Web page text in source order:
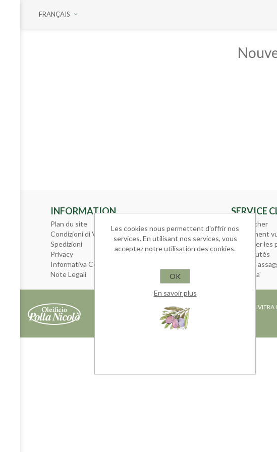
FRANÇAIS
INFORMATION
Plan du site
Condizioni di Vendita
Spedizioni
Privacy
Informativa Cookies
Note Legali
SERVICE
Rechercher
Récemment
Comparer les
Nouveautés
Come si
Curiosita'
FRANTOIO IN TOIRANO,
Les cookies nous permettent d'offrir nos
services. En utilisant nos services, vous
acceptez notre utilisation des cookies.
OK
En savoir plus